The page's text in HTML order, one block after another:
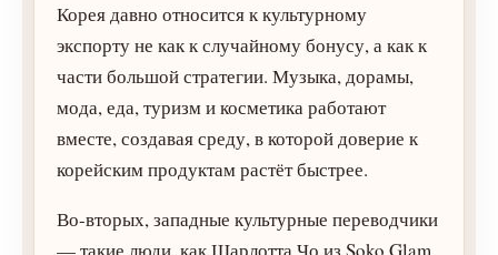
Корея давно относится к культурному
экспорту не как к случайному бонусу, а как к
части большой стратегии. Музыка, дорамы,
мода, еда, туризм и косметика работают
вместе, создавая среду, в которой доверие к
корейским продуктам растёт быстрее.
Во-вторых, западные культурные переводчики